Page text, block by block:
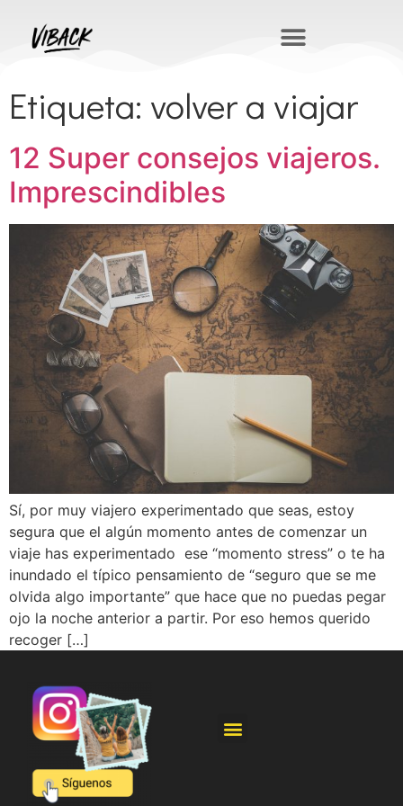
Etiqueta: volver a viajar
12 Super consejos viajeros.
Imprescindibles
Sí, por muy viajero experimentado que seas, estoy
segura que el algún momento antes de comenzar un
viaje has experimentado ese “momento stress” o te ha
inundado el típico pensamiento de “seguro que se me
olvida algo importante” que hace que no puedas pegar
ojo la noche anterior a partir. Por eso hemos querido
recoger […]